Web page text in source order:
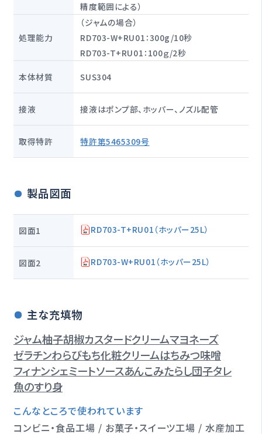
精度範囲による）
処理能力
（ジャムの場合）
RD703-W+RU01：300g/10秒
RD703-T+RU01：100ｇ/2秒
本体材質 SUS304
接液 接液はポンプ部、ホッパー、ノズル配管
取得特許 特許第5465309号
製品図面
図面1 RD703-T+RU01（ホッパー25L）
図面2 RD703-W+RU01（ホッパー25L）
主な充填物
ジャム柚子胡椒カスタードクリームマヨネーズ
ゼラチンわらびもち化粧クリームはちみつ味噌
フィナンシェミートソースあんこみたらし団子タレ
魚のすり身
こんなところで使われています
コンビニ・食品工場 / お菓子・スイーツ工場 / 水産加工